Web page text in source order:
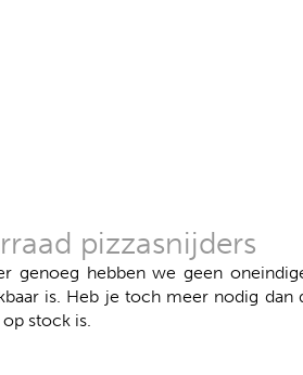
pizzasnijders
genoeg hebben we geen
is. Heb je toch meer nodig
stock is.